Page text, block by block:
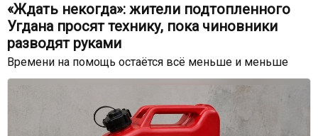
«Ждать некогда»: жители подтопленного
Угдана просят технику, пока чиновники
разводят руками
Времени на помощь остаётся всё меньше и меньше